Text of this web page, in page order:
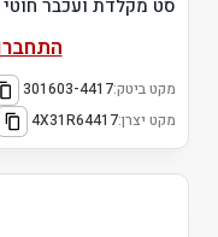
סט מקלדת ועכבר חוטי Lenovo Essential Combo
מקט ביטק:301603-4417
מקט יצרן:4X31R64417